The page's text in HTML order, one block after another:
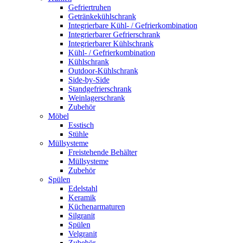
Gefriertruhen
Getränkekühlschrank
Integrierbare Kühl- / Gefrierkombination
Integrierbarer Gefrierschrank
Integrierbarer Kühlschrank
Kühl- / Gefrierkombination
Kühlschrank
Outdoor-Kühlschrank
Side-by-Side
Standgefrierschrank
Weinlagerschrank
Zubehör
Möbel
Esstisch
Stühle
Müllsysteme
Freistehende Behälter
Müllsysteme
Zubehör
Spülen
Edelstahl
Keramik
Küchenarmaturen
Silgranit
Spülen
Velgranit